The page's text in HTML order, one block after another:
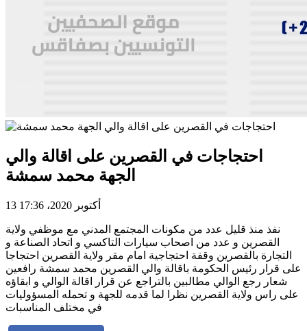
احتجاجات في القصرين على اقالة والي
الجهة محمد سمشة
13 أكتوبر 2020، 17:36
نفذ منذ قليل عدد من مكونات المجتمع المدني مع موظفي ولاية
القصرين و عدد من اصحاب سيارات التاكسي و اتحاد الصناعة و
التجارة بالقصرين وقفة احتجاجية امام مقر ولاية القصرين احتجاجا
على قرار رئيس الحكومة باقالة والي القصرين محمد سمشة رافعين
شعار رجع الوالي مطالبين بالتراجع عن قرار اقالة الوالي و ابقاؤه
على راس ولاية القصرين نظرا لما قدمه للجهة و تحمله المسؤوليات
في مختلف المناسبات